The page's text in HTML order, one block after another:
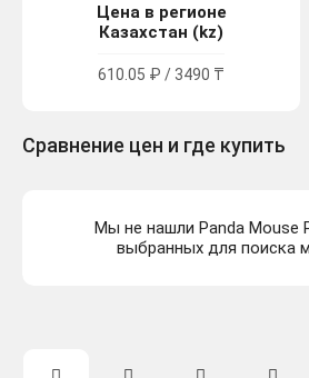
Цена в регионе
Казахстан (kz)
610.05 ₽ / 3490 ₸
Сравнение цен и где купить
Мы не нашли Panda Mouse
выбранных для поиска